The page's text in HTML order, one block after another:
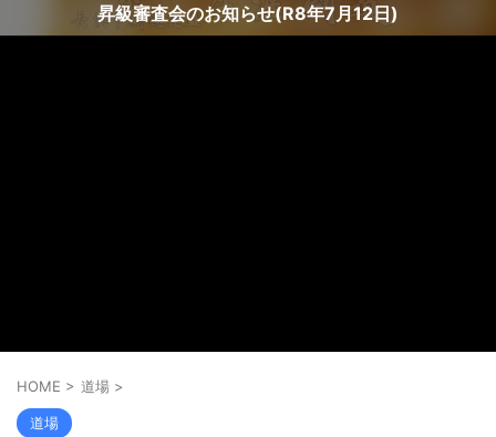
昇級審査会のお知らせ(R8年7月12日)
HOME > 道場 >
道場